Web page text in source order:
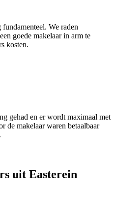
We raden
goede makelaar in arm te
kosten.
gehad en er wordt maximaal met
de makelaar waren betaalbaar
uit Easterein